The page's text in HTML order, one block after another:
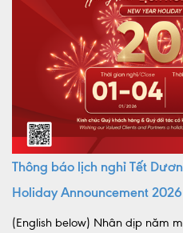
Thông báo lịch nghỉ Tết
Holiday Announcement 2026
(English below) Nhân dịp năm